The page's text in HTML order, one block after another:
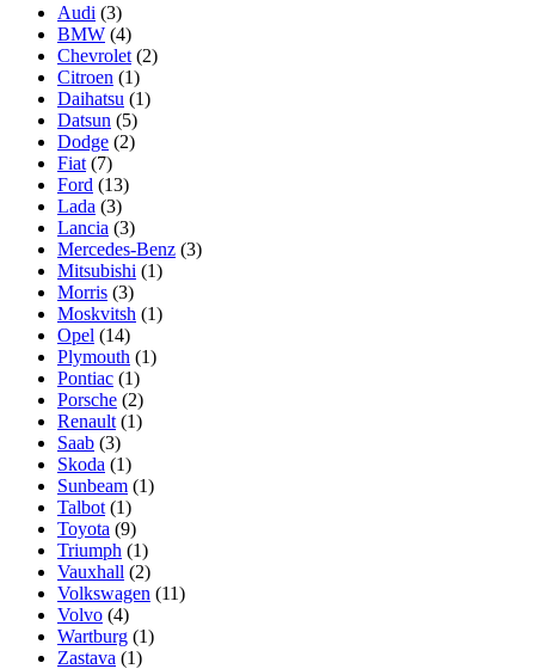
Audi (3)
BMW (4)
Chevrolet (2)
Citroen (1)
Daihatsu (1)
Datsun (5)
Dodge (2)
Fiat (7)
Ford (13)
Lada (3)
Lancia (3)
Mercedes-Benz (3)
Mitsubishi (1)
Morris (3)
Moskvitsh (1)
Opel (14)
Plymouth (1)
Pontiac (1)
Porsche (2)
Renault (1)
Saab (3)
Skoda (1)
Sunbeam (1)
Talbot (1)
Toyota (9)
Triumph (1)
Vauxhall (2)
Volkswagen (11)
Volvo (4)
Wartburg (1)
Zastava (1)